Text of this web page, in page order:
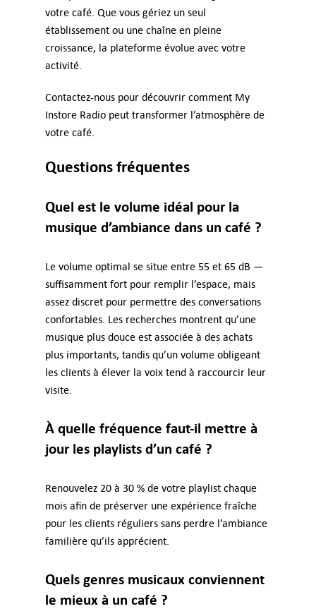
votre café. Que vous gériez un seul
établissement ou une chaîne en pleine
croissance, la plateforme évolue avec votre
activité.
Contactez-nous pour découvrir comment My
Instore Radio peut transformer l’atmosphère de
votre café.
Questions fréquentes
Quel est le volume idéal pour la
musique d’ambiance dans un café ?
Le volume optimal se situe entre 55 et 65 dB —
suffisamment fort pour remplir l’espace, mais
assez discret pour permettre des conversations
confortables. Les recherches montrent qu’une
musique plus douce est associée à des achats
plus importants, tandis qu’un volume obligeant
les clients à élever la voix tend à raccourcir leur
visite.
À quelle fréquence faut-il mettre à
jour les playlists d’un café ?
Renouvelez 20 à 30 % de votre playlist chaque
mois afin de préserver une expérience fraîche
pour les clients réguliers sans perdre l’ambiance
familière qu’ils apprécient.
Quels genres musicaux conviennent
le mieux à un café ?